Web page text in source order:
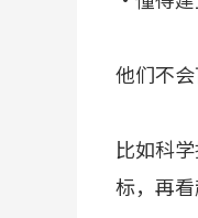
他们不
比如科
标，再